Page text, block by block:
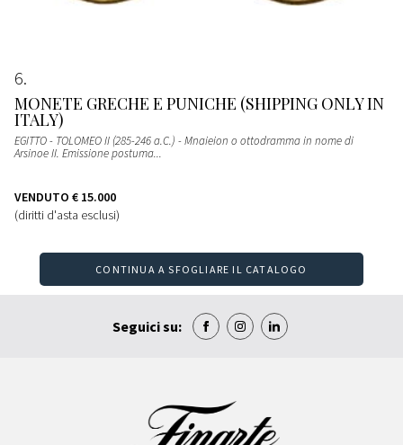
6
MONETE GRECHE E PUNICHE (SHIPPING ONLY IN
ITALY)
EGITTO - TOLOMEO II (285-246 a.C.) - Mnaieion o ottodramma in nome di
Arsinoe II. Emissione postuma...
VENDUTO € 15.000
(diritti d'asta esclusi)
CONTINUA A SFOGLIARE IL CATALOGO
Seguici su: